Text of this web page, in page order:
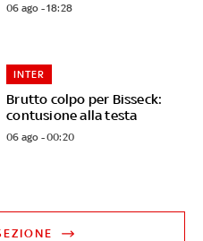
06 ago - 18:28
Brutto colpo per Bisseck:
contusione alla testa
INTER
06 ago - 00:20